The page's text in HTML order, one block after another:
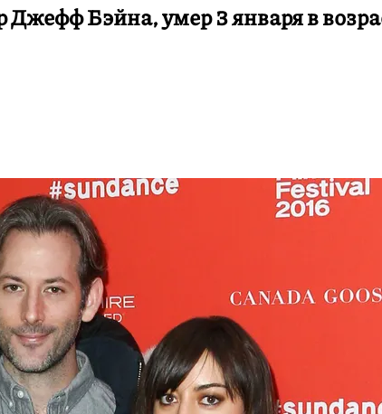
Джефф Бэйна, умер 3 января в